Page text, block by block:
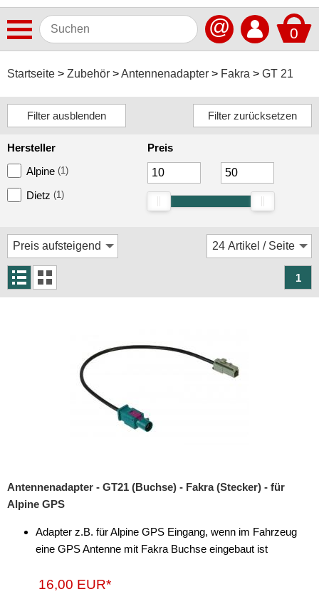
0
@
Startseite Zubehör Antennenadapter Fakra GT 21
Autoradios
Dashcams
Elektromobilität
Freisprechanlagen
Multimedia
Navigationssoftware
Navigationssysteme
Antennenadapter
CRC-9
DIN (150 Ohm)
Hersteller
Alpine (1)
Dietz (1)
Preis
1
Antennenadapter - GT21 (Buchse) - Fakra (Stecker) - für
Alpine GPS
Adapter z.B. für Alpine GPS Eingang, wenn im Fahrzeug
eine GPS Antenne mit Fakra Buchse eingebaut ist
16,00 EUR*